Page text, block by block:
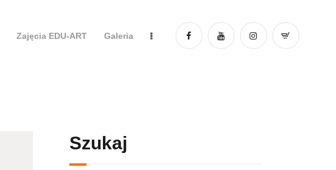
Zajęcia EDU-ART Galeria
Szukaj